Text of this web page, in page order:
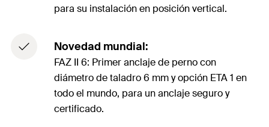
para su instalación en posición vertical.
Novedad mundial:
FAZ II 6: Primer anclaje de perno con
diámetro de taladro 6 mm y opción ETA 1 en
todo el mundo, para un anclaje seguro y
certificado.